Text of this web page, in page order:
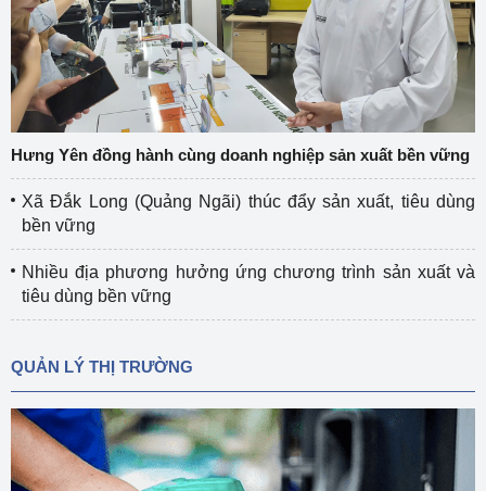
Hưng Yên đồng hành cùng doanh nghiệp sản xuất bền vững
Xã Đắk Long (Quảng Ngãi) thúc đẩy sản xuất, tiêu dùng
bền vững
Nhiều địa phương hưởng ứng chương trình sản xuất và
tiêu dùng bền vững
QUẢN LÝ THỊ TRƯỜNG